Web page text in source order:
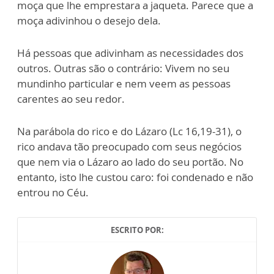
moça que lhe emprestara a jaqueta. Parece que a
moça adivinhou o desejo dela.
Há pessoas que adivinham as necessidades dos
outros. Outras são o contrário: Vivem no seu
mundinho particular e nem veem as pessoas
carentes ao seu redor.
Na parábola do rico e do Lázaro (Lc 16,19-31), o
rico andava tão preocupado com seus negócios
que nem via o Lázaro ao lado do seu portão. No
entanto, isto lhe custou caro: foi condenado e não
entrou no Céu.
ESCRITO POR: